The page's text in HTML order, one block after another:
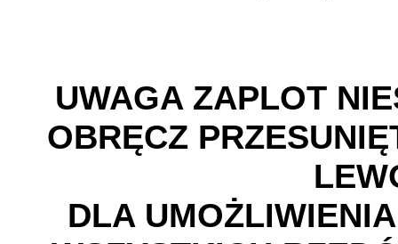
UWAGA ZAPLOT
OBRĘCZ
DLA